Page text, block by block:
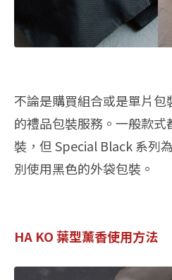
不論是購買組合或是單片包
的禮品包裝服務。一般款
裝，但 Special Black 系列
別使用黑色的外袋包裝。
HA KO 葉型薰香使用方法